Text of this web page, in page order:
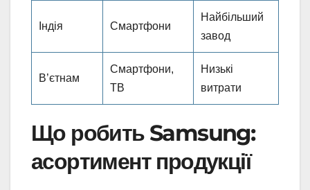
Індія Смартфони
Найбільший
завод
В’єтнам
Смартфони,
ТВ
Низькі
витрати
Що робить Samsung:
асортимент продукції